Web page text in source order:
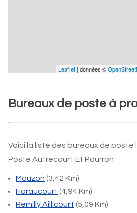
Leaflet | données ©
Bureaux de poste à
Voici la liste des bureaux de poste
Poste Autrecourt Et Pourron
Mouzon (3,42 Km)
Haraucourt (4,94 Km)
Remilly Aillicourt (5,09 Km)